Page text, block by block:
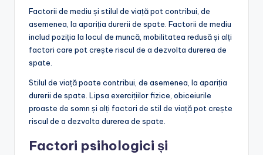
Factorii de mediu și stilul de viață pot contribui, de
asemenea, la apariția durerii de spate. Factorii de mediu
includ poziția la locul de muncă, mobilitatea redusă și alți
factori care pot crește riscul de a dezvolta durerea de
spate.
Stilul de viață poate contribui, de asemenea, la apariția
durerii de spate. Lipsa exercițiilor fizice, obiceiurile
proaste de somn și alți factori de stil de viață pot crește
riscul de a dezvolta durerea de spate.
Factori psihologici și